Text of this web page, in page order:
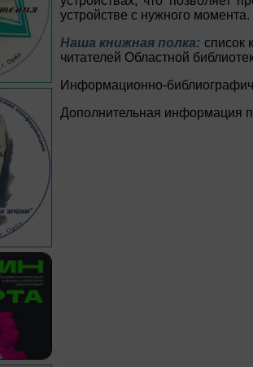
устройстве с нужного момента.
Наша книжная полка: список
читателей Областной
Информационно-
Дополнительная информация